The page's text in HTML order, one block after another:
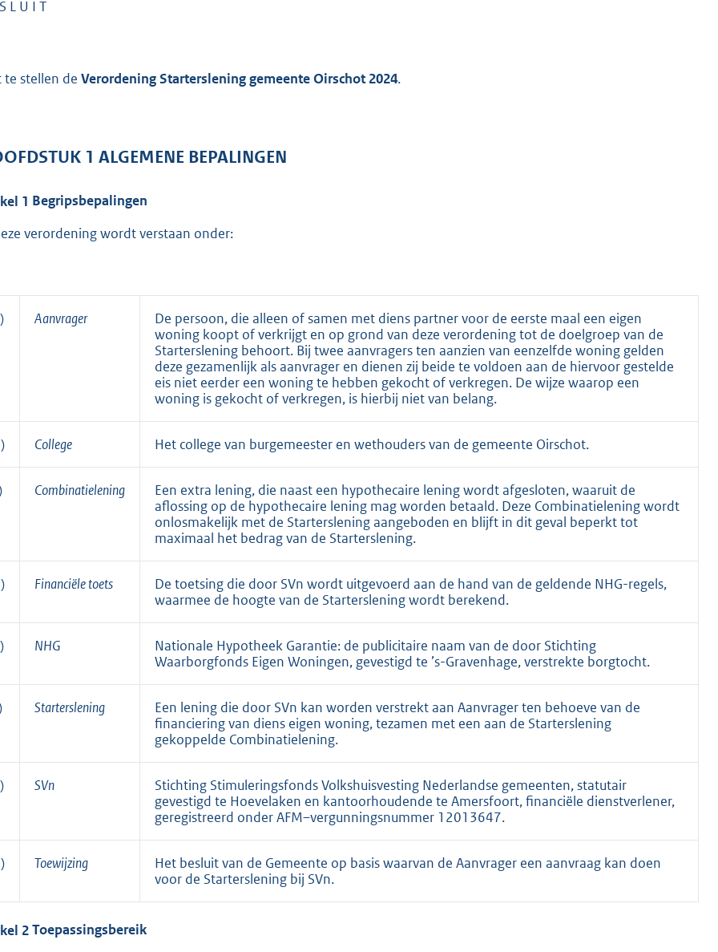
L U I T
te stellen de Verordening Starterslening gemeente Oirschot 2024.
1 ALGEMENE BEPALINGEN
1 Begripsbepalingen
verordening wordt verstaan onder:
Aanvrager
De persoon, die alleen of samen met diens partner voor de eerste maal een eigen
woning koopt of verkrijgt en op grond van deze verordening tot de doelgroep van de
Starterslening behoort. Bij twee aanvragers ten aanzien van eenzelfde woning gelden
deze gezamenlijk als aanvrager en dienen zij beide te voldoen aan de hiervoor gestelde
eis niet eerder een woning te hebben gekocht of verkregen. De wijze waarop een
woning is gekocht of verkregen, is hierbij niet van belang.
College Het college van burgemeester en wethouders van de gemeente Oirschot.
Combinatielening
Een extra lening, die naast een hypothecaire lening wordt afgesloten, waaruit de
aflossing op de hypothecaire lening mag worden betaald. Deze Combinatielening wordt
onlosmakelijk met de Starterslening aangeboden en blijft in dit geval beperkt tot
maximaal het bedrag van de Starterslening.
Financiële toets
De toetsing die door SVn wordt uitgevoerd aan de hand van de geldende NHG-regels,
waarmee de hoogte van de Starterslening wordt berekend.
NHG
Nationale Hypotheek Garantie: de publicitaire naam van de door Stichting
Waarborgfonds Eigen Woningen, gevestigd te ’s-Gravenhage, verstrekte borgtocht.
Starterslening
Een lening die door SVn kan worden verstrekt aan Aanvrager ten behoeve van de
financiering van diens eigen woning, tezamen met een aan de Starterslening
gekoppelde Combinatielening.
SVn
Stichting Stimuleringsfonds Volkshuisvesting Nederlandse gemeenten, statutair
gevestigd te Hoevelaken en kantoorhoudende te Amersfoort, financiële dienstverlener,
geregistreerd onder AFM–vergunningsnummer 12013647.
Toewijzing
Het besluit van de Gemeente op basis waarvan de Aanvrager een aanvraag kan doen
voor de Starterslening bij SVn.
2Toepassingsbereik